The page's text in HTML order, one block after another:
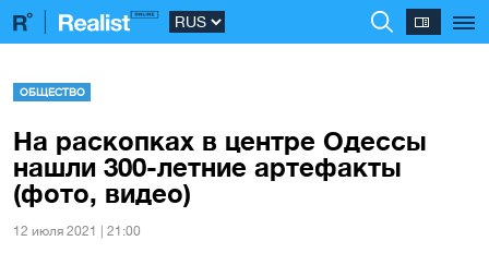
ОБЩЕСТВО
На раскопках в центре Одессы
нашли 300-летние артефакты
(фото, видео)
12 июля 2021 | 21:00